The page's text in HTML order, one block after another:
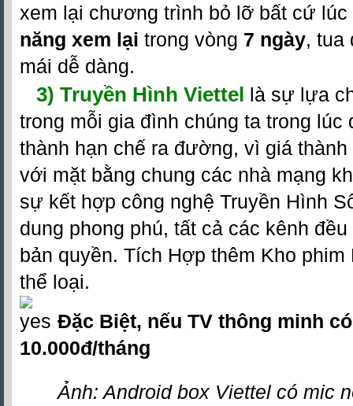
xem lại chương trình bỏ lỡ bất cứ
năng xem lại trong vòng 7 ngày, tua
mái dễ dàng.
3) Truyền Hình Viettel
là sự lựa
trong mỗi gia đình chúng ta trong lúc
thành hạn chế ra đường, vì giá
với mặt bằng chung các nhà mạng
sự kết hợp công nghệ Truyền Hình
dung phong phú, tất cả các kênh
bản quyền. Tích Hợp thêm Kho
thể loại.
Đặc Biệt, nếu TV thông minh
10.000đ/tháng
Ảnh: Android box Viettel có mic